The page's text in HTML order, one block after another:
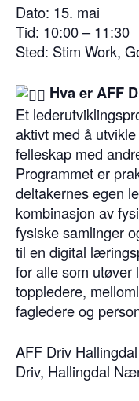
Dato: 15. mai
Tid: 10:00 – 11:30
Sted: Stim Work,
Hva er AFF
Et
aktivt med å
felleskap med
Programmet er
deltakernes egen
kombinasjon av
fysiske samlinger
til en digital
for alle som utøver
toppledere,
fagledere og
AFF Driv
Driv, Hallingdal